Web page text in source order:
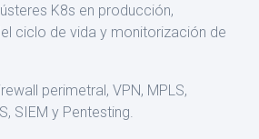
K8s en producción,
ciclo de vida y monitorización de
perimetral, VPN, MPLS,
SIEM y Pentesting.